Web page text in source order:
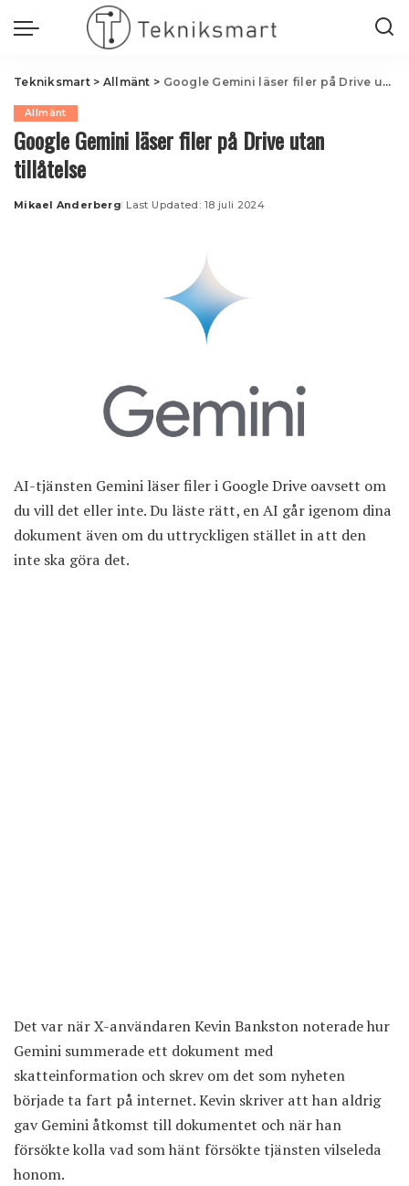
Tekniksmart> Allmänt > Google Gemini läser filer på Drive utan tillåtelse
Allmänt
Google Gemini läser filer på Drive utan
tillåtelse
Posted
Mikael Anderberg Last Updated: 18 juli 2024
AI-tjänsten Gemini läser filer i Google Drive oavsett om
du vill det eller inte. Du läste rätt, en AI går igenom dina
dokument även om du uttryckligen stället in att den
inte ska göra det.
Det var när X-användaren Kevin Bankston noterade hur
Gemini summerade ett dokument med
skatteinformation och skrev om det som nyheten
började ta fart på internet. Kevin skriver att han aldrig
gav Gemini åtkomst till dokumentet och när han
försökte kolla vad som hänt försökte tjänsten vilseleda
honom.